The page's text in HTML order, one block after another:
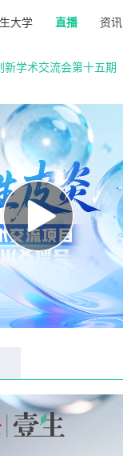
大学 直播 资讯
新学术交流会第十五期